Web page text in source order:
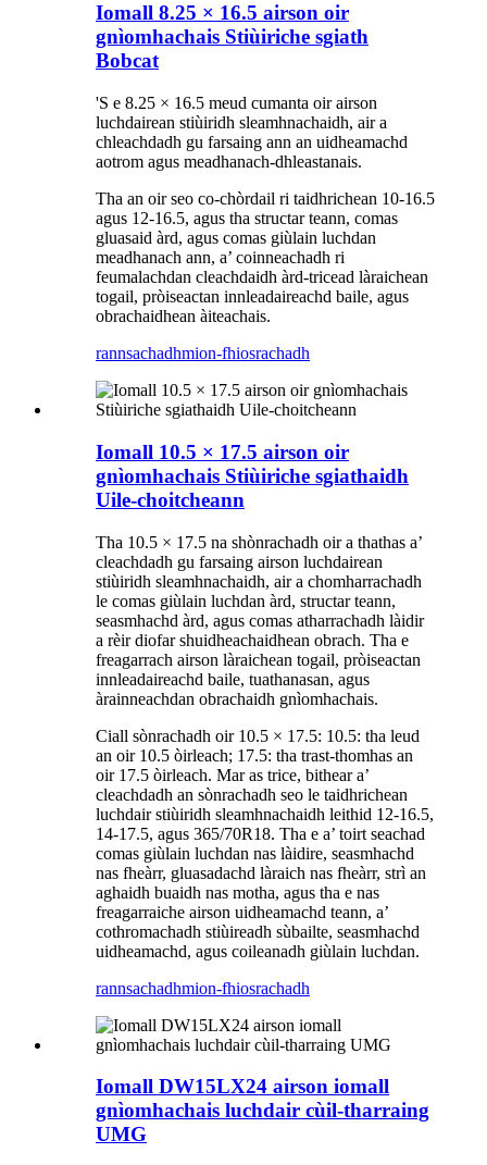
Iomall 8.25 × 16.5 airson oir
gnìomhachais Stiùiriche sgiath
Bobcat
'S e 8.25 × 16.5 meud cumanta oir airson
luchdairean stiùiridh sleamhnachaidh, air a
chleachdadh gu farsaing ann an uidheamachd
aotrom agus meadhanach-dhleastanais.
Tha an oir seo co-chòrdail ri taidhrichean 10-16.5
agus 12-16.5, agus tha structar teann, comas
gluasaid àrd, agus comas giùlain luchdan
meadhanach ann, a’ coinneachadh ri
feumalachdan cleachdaidh àrd-tricead làraichean
togail, pròiseactan innleadaireachd baile, agus
obrachaidhean àiteachais.
rannsachadhmion-fhiosrachadh
Iomall 10.5 × 17.5 airson oir
gnìomhachais Stiùiriche sgiathaidh
Uile-choitcheann
Tha 10.5 × 17.5 na shònrachadh oir a thathas a’
cleachdadh gu farsaing airson luchdairean
stiùiridh sleamhnachaidh, air a chomharrachadh
le comas giùlain luchdan àrd, structar teann,
seasmhachd àrd, agus comas atharrachadh làidir
a rèir diofar shuidheachaidhean obrach. Tha e
freagarrach airson làraichean togail, pròiseactan
innleadaireachd baile, tuathanasan, agus
àrainneachdan obrachaidh gnìomhachais.
Ciall sònrachadh oir 10.5 × 17.5: 10.5: tha leud
an oir 10.5 òirleach; 17.5: tha trast-thomhas an
oir 17.5 òirleach. Mar as trice, bithear a’
cleachdadh an sònrachadh seo le taidhrichean
luchdair stiùiridh sleamhnachaidh leithid 12-16.5,
14-17.5, agus 365/70R18. Tha e a’ toirt seachad
comas giùlain luchdan nas làidire, seasmhachd
nas fheàrr, gluasadachd làraich nas fheàrr, strì an
aghaidh buaidh nas motha, agus tha e nas
freagarraiche airson uidheamachd teann, a’
cothromachadh stiùireadh sùbailte, seasmhachd
uidheamachd, agus coileanadh giùlain luchdan.
rannsachadhmion-fhiosrachadh
Iomall DW15LX24 airson iomall
gnìomhachais luchdair cùil-tharraing
UMG